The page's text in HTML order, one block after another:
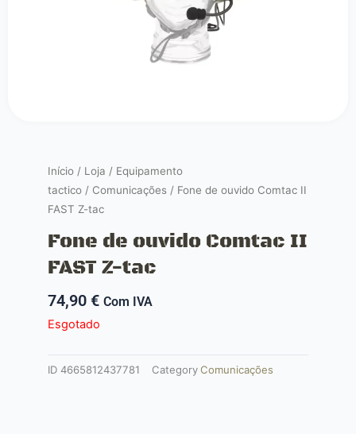
Início / Loja / Equipamento
tactico / Comunicações / Fone de ouvido Comtac II
FAST Z-tac
Fone de ouvido Comtac II
FAST Z-tac
74,90 € Com IVA
Esgotado
ID 4665812437781 CategoryComunicações